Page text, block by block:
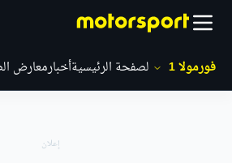
فورمولا 1 الصفحة الرئيسيةأخبارمعارض